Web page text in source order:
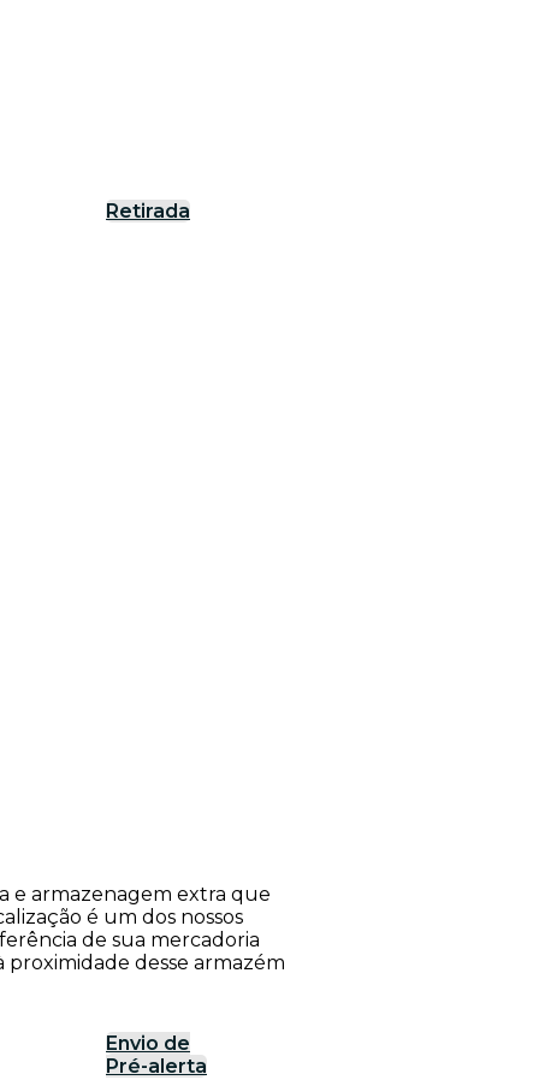
Retirada
e armazenagem extra que
é um dos nossos
de sua mercadoria
proximidade desse armazém
Envio de
Pré-alerta